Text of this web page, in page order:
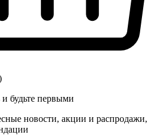
будьте первыми
новости, акции и распродажи,